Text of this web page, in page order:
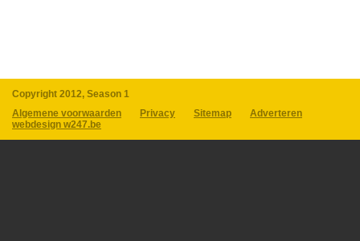
Copyright 2012, Season 1
Algemene voorwaarden
Privacy Sitemap
Adverteren
webdesign w247.be